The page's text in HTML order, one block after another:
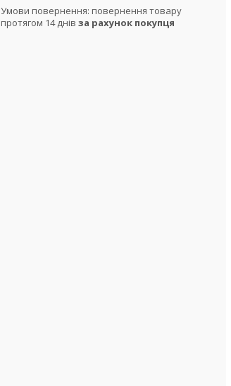
повернення товару
протягом 14 днів за рахунок покупця